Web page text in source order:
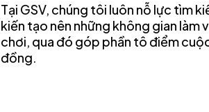
Tại GSV, chúng tôi luôn nỗ lực tìm
kiến tạo nên những không gian làm
chơi, qua đó góp phần tô điểm
đồng.